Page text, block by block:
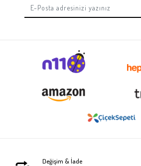
Değişim & İade